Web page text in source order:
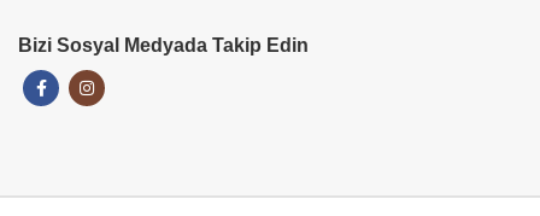
Bizi Sosyal Medyada Takip Edin